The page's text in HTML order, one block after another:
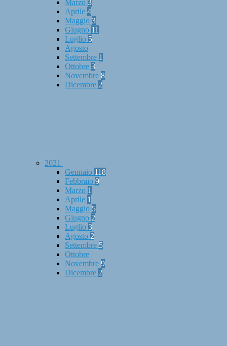
Marzo 3
Aprile 4
Maggio 3
Giugno 11
Luglio 5
Agosto
Settembre 1
Ottobre 3
Novembre 8
Dicembre 2
2021
Gennaio 118
Febbraio 9
Marzo 1
Aprile 1
Maggio 5
Giugno 2
Luglio 3
Agosto 2
Settembre 5
Ottobre
Novembre 9
Dicembre 2